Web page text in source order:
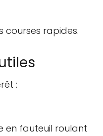
courses rapides.
:
en fauteuil roulant